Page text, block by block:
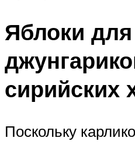
Яблоки для
сирийских
Поскольку